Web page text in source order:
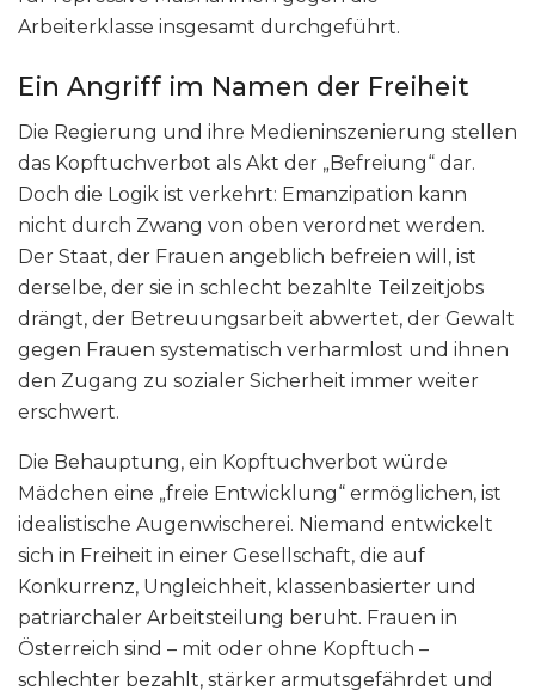
Arbeiterklasse insgesamt durchgeführt.
Ein Angriff im Namen der Freiheit
Die Regierung und ihre Medieninszenierung stellen
das Kopftuchverbot als Akt der „Befreiung“ dar.
Doch die Logik ist verkehrt: Emanzipation kann
nicht durch Zwang von oben verordnet werden.
Der Staat, der Frauen angeblich befreien will, ist
derselbe, der sie in schlecht bezahlte Teilzeitjobs
drängt, der Betreuungsarbeit abwertet, der Gewalt
gegen Frauen systematisch verharmlost und ihnen
den Zugang zu sozialer Sicherheit immer weiter
erschwert.
Die Behauptung, ein Kopftuchverbot würde
Mädchen eine „freie Entwicklung“ ermöglichen, ist
idealistische Augenwischerei. Niemand entwickelt
sich in Freiheit in einer Gesellschaft, die auf
Konkurrenz, Ungleichheit, klassenbasierter und
patriarchaler Arbeitsteilung beruht. Frauen in
Österreich sind – mit oder ohne Kopftuch –
schlechter bezahlt, stärker armutsgefährdet und